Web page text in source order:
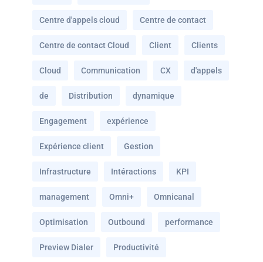
Centre d'appels cloud Centre de contact
Centre de contact Cloud Client Clients
Cloud Communication CX d'appels
de Distribution dynamique
Engagement expérience
Expérience client Gestion
Infrastructure Intéractions KPI
management Omni+ Omnicanal
Optimisation Outbound performance
Preview Dialer Productivité